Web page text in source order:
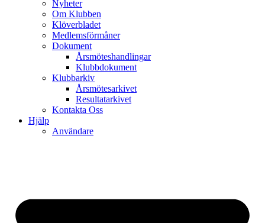
Nyheter
Om Klubben
Klöverbladet
Medlemsförmåner
Dokument
Årsmöteshandlingar
Klubbdokument
Klubbarkiv
Årsmötesarkivet
Resultatarkivet
Kontakta Oss
Hjälp
Användare